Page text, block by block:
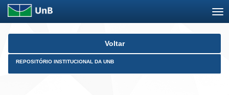
Skip
Voltar
REPOSITÓRIO INSTITUCIONAL DA UNB